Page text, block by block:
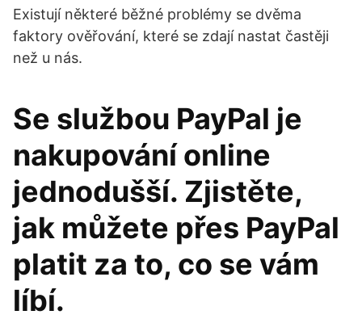
Existují některé běžné problémy se dvěma
faktory ověřování, které se zdají nastat častěji
než u nás.
Se službou PayPal je
nakupování online
jednodušší. Zjistěte,
jak můžete přes PayPal
platit za to, co se vám
líbí.